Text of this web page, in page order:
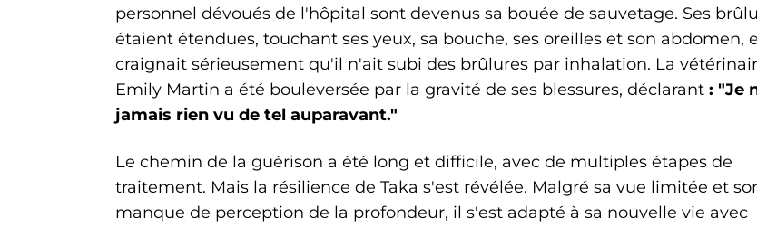
personnel dévoués de l'hôpital sont devenus sa bouée de sauvetage. Ses
étaient étendues, touchant ses yeux, sa bouche, ses oreilles et son abdomen,
craignait sérieusement qu'il n'ait subi des brûlures par inhalation. La
Emily Martin a été bouleversée par la gravité de ses blessures, déclarant : "Je
jamais rien vu de tel auparavant."
Le chemin de la guérison a été long et difficile, avec de multiples étapes de
traitement. Mais la résilience de Taka s'est révélée. Malgré sa vue limitée et
manque de perception de la profondeur, il s'est adapté à sa nouvelle vie avec